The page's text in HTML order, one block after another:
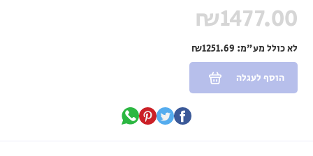
₪1477.00
לא כולל מע"מ:
הוסף לעגלה